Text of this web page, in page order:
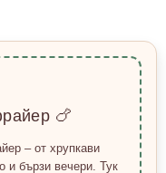
🍗
– от хрупкави
и бързи вечери. Тук